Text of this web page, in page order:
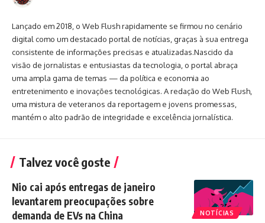
Lançado em 2018, o Web Flush rapidamente se firmou no cenário
digital como um destacado portal de notícias, graças à sua entrega
consistente de informações precisas e atualizadas.Nascido da
visão de jornalistas e entusiastas da tecnologia, o portal abraça
uma ampla gama de temas — da política e economia ao
entretenimento e inovações tecnológicas. A redação do Web Flush,
uma mistura de veteranos da reportagem e jovens promessas,
mantém o alto padrão de integridade e excelência jornalística.
Talvez você goste
NOTÍCIAS
Nio cai após entregas de janeiro
levantarem preocupações sobre
demanda de EVs na China